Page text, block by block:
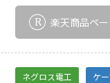
楽天商品ペ
ネグロス電工 ケ